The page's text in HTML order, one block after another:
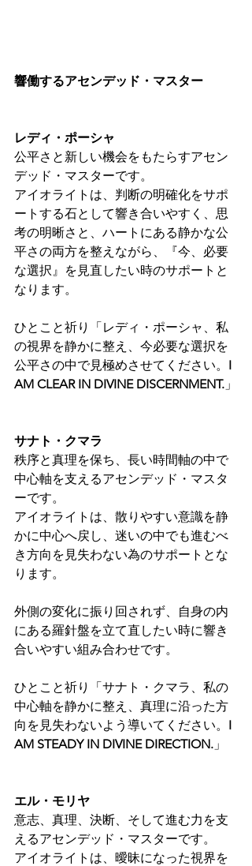
響働するアセンデッド・マスター
レディ・ポーシャ
公平さと新しい機会をもたらすアセン
デッド・マスターです。
アイオライトは、判断の明確化をサポ
ートする石として響き合いやすく、思
考の明晰さと、ハートにある静かな公
平さの両方を整えながら、『今、必要
な選択』を見直したい時のサポートと
なります。
ひとこと祈り「レディ・ポーシャ、私
の視界を静かに整え、今必要な選択を
公平さの中で見極めさせてください。 I
AM CLEAR IN DIVINE DISCERNMENT. 」
サナト・クマラ
秩序と真理を保ち、長い時間軸の中で
中心軸を支えるアセンデッド・マスタ
ーです。
アイオライトは、散りやすい意識を静
かに中心へ戻し、迷いの中でも進むべ
き方向を見失わない為のサポートとな
ります。
外側の変化に振り回されず、自身の内
にある羅針盤を立て直したい時に響き
合いやすい組み合わせです。
ひとこと祈り「サナト・クマラ、私の
中心軸を静かに整え、真理に沿った方
向を見失わないよう導いてください。 I
AM STEADY IN DIVINE DIRECTION. 」
エル・モリヤ
意志、真理、決断、そして進む力を支
えるアセンデッド・マスターです。
アイオライトは、曖昧になった視界を